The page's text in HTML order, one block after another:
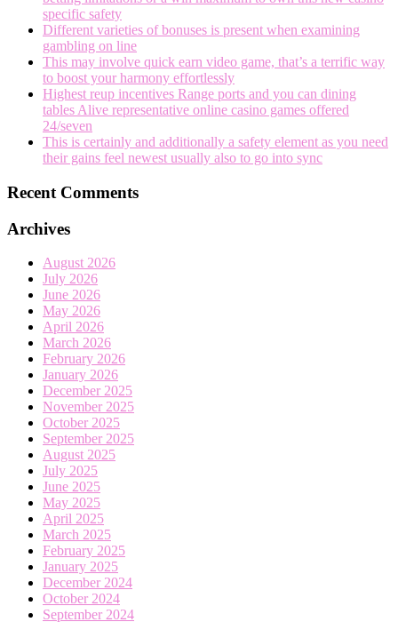
specific safety
Different varieties of bonuses is present when examining
gambling on line
This may involve quick earn video game, that’s a terrific way
to boost your harmony effortlessly
Highest reup incentives Range ports and you can dining
tables Alive representative online casino games offered
24/seven
This is certainly and additionally a safety element as you need
their gains feel newest usually also to go into sync
Recent Comments
Archives
August 2026
July 2026
June 2026
May 2026
April 2026
March 2026
February 2026
January 2026
December 2025
November 2025
October 2025
September 2025
August 2025
July 2025
June 2025
May 2025
April 2025
March 2025
February 2025
January 2025
December 2024
October 2024
September 2024